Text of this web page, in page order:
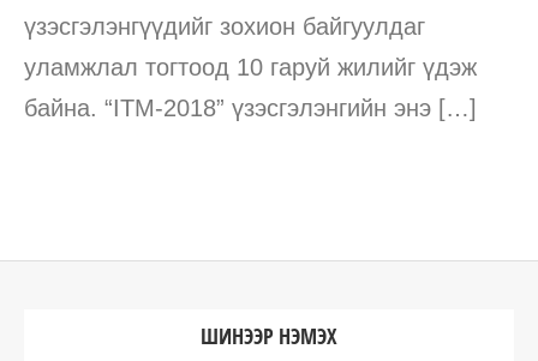
үзэсгэлэнгүүдийг зохион байгуулдаг
уламжлал тогтоод 10 гаруй жилийг үдэж
байна. “ITM-2018” үзэсгэлэнгийн энэ […]
ШИНЭЭР НЭМЭХ